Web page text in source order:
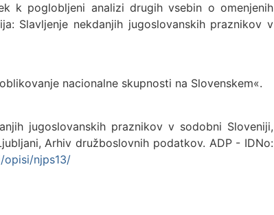
k poglobljeni analizi drugih vsebin o omenjenih
Slavljenje nekdanjih jugoslovanskih praznikov v
nacionalne skupnosti na Slovenskem«.
jugoslovanskih praznikov v sodobni Sloveniji,
Arhiv družboslovnih podatkov. ADP - IDNo:
opisi/njps13/